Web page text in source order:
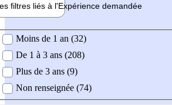
filtres liés à l'Expérience demandée
demandée
Moins de 1 an (32)
De 1 à 3 ans (208)
Plus de 3 ans (9)
Non renseignée (74)